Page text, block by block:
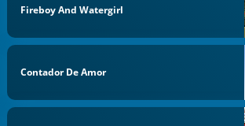
Fireboy And Watergirl
Contador De Amor